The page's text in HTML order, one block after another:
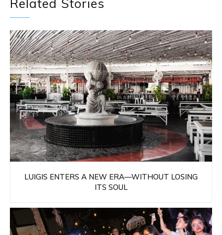
Related Stories
LUIGIS ENTERS A NEW ERA—WITHOUT LOSING
ITS SOUL